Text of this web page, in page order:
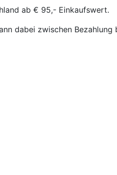
ab € 95,- Einkaufswert.
dabei zwischen